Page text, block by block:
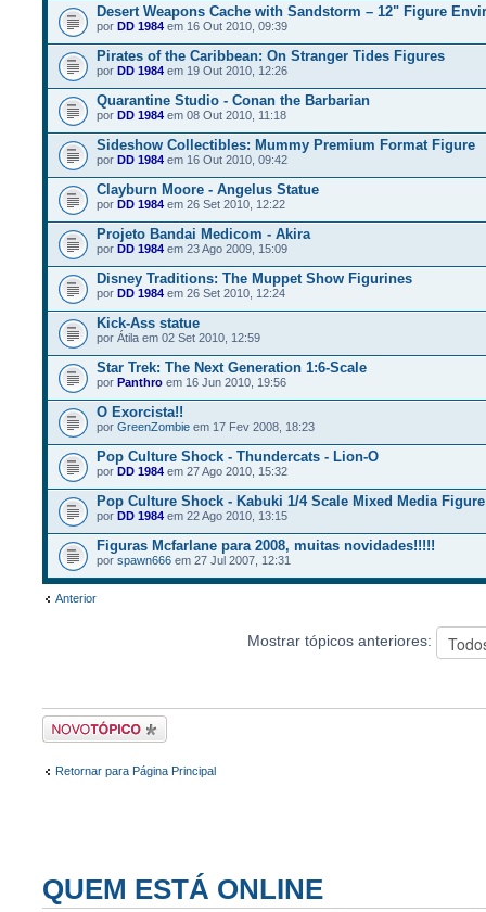
Desert Weapons Cache with Sandstorm – 12" Figure
por DD 1984em 16 Out 2010, 09:39
Pirates of the Caribbean: On Stranger Tides Figures
por DD 1984em 19 Out 2010, 12:26
Quarantine Studio - Conan the Barbarian
por DD 1984em 08 Out 2010, 11:18
Sideshow Collectibles: Mummy Premium Format Figure
por DD 1984em 16 Out 2010, 09:42
Clayburn Moore - Angelus Statue
por DD 1984em 26 Set 2010, 12:22
Projeto Bandai Medicom - Akira
por DD 1984em 23 Ago 2009, 15:09
Disney Traditions: The Muppet Show Figurines
por DD 1984em 26 Set 2010, 12:24
Kick-Ass statue
por Átila em 02 Set 2010, 12:59
Star Trek: The Next Generation 1:6-Scale
por Panthroem 16 Jun 2010, 19:56
O Exorcista!!
por GreenZombieem 17 Fev 2008, 18:23
Pop Culture Shock - Thundercats - Lion-O
por DD 1984em 27 Ago 2010, 15:32
Pop Culture Shock - Kabuki 1/4 Scale Mixed Media Figure
por DD 1984em 22 Ago 2010, 13:15
Figuras Mcfarlane para 2008, muitas novidades!!!!!
por spawn666em 27 Jul 2007, 12:31
Anterior
Mostrar tópicos anteriores:
Criar um novo tópico
Retornar para Página Principal
QUEM ESTÁ ONLINE